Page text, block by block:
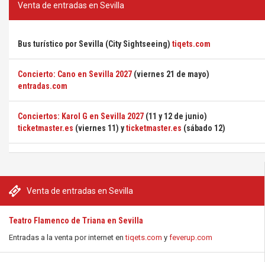
Venta de entradas en Sevilla
Teatro Flamenco de Triana en Sevilla
Entradas a la venta por internet entiqets.com y feverup.com
Venta de entradas en Sevilla
Bus turístico por Sevilla (City Sightseeing) tiqets.com
Concierto: Cano en Sevilla 2027 (viernes 21 de mayo)
entradas.com
Conciertos: Karol G en Sevilla 2027 (11 y 12 de junio)
ticketmaster.es (viernes 11) yticketmaster.es (sábado 12)